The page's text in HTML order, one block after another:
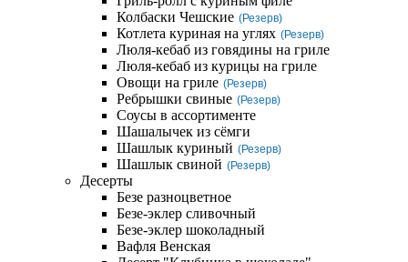
Колбаски Чешские (Резерв)
Котлета куриная на углях (Резерв)
Люля-кебаб из говядины на гриле
Люля-кебаб из курицы на гриле
Овощи на гриле (Резерв)
Ребрышки свиные (Резерв)
Соусы в ассортименте
Шашалычек из сёмги
Шашлык куриный (Резерв)
Шашлык свиной (Резерв)
Десерты
Безе разноцветное
Безе-эклер сливочный
Безе-эклер шоколадный
Вафля Венская